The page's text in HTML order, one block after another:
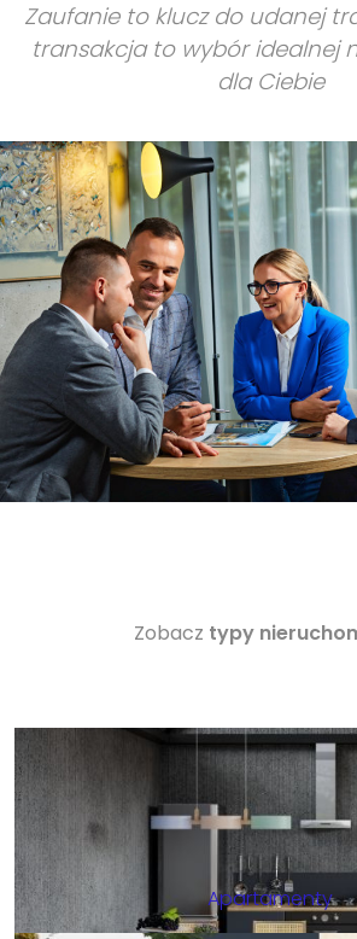
Zaufanie to klucz do udanej
transakcja to wybór idealnej
dla Ciebie
Zobacz typy
Apartamenty